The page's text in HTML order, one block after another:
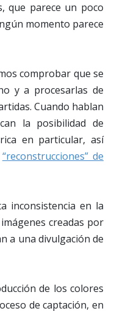
que parece un poco
momento parece
comprobar que se
y a procesarlas de
Cuando hablan
la posibilidad de
en particular, así
“reconstrucciones” de
inconsistencia en la
creadas por
a una divulgación de
de los colores
de captación, en